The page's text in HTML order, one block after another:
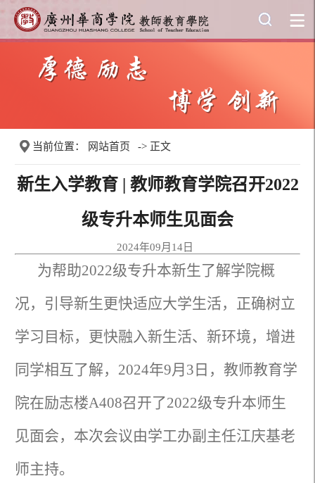
当前位置： 网站首页 -> 正文
新生入学教育 | 教师教育学院召开2022
级专升本师生见面会
2024年09月14日
为帮助2022级专升本新生了解学院概
况，引导新生更快适应大学生活，正确树立
学习目标，更快融入新生活、新环境，增进
同学相互了解，2024年9月3日，教师教育学
院在励志楼A408召开了2022级专升本师生
见面会，本次会议由学工办副主任江庆基老
师主持。